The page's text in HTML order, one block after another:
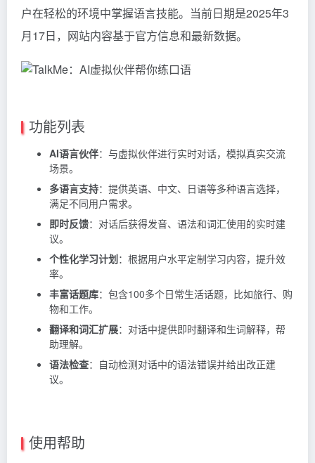
户在轻松的环境中掌握语言技能。当前日期是2025年3
月17日，网站内容基于官方信息和最新数据。
功能列表
AI语言伙伴：与虚拟伙伴进行实时对话，模拟真实交流
场景。
多语言支持：提供英语、中文、日语等多种语言选择，
满足不同用户需求。
即时反馈：对话后获得发音、语法和词汇使用的实时建
议。
个性化学习计划：根据用户水平定制学习内容，提升效
率。
丰富话题库：包含100多个日常生活话题，比如旅行、购
物和工作。
翻译和词汇扩展：对话中提供即时翻译和生词解释，帮
助理解。
语法检查：自动检测对话中的语法错误并给出改正建
议。
使用帮助